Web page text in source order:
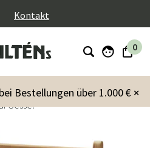
Kontakt
0
×
Bestellungen über 1.000 €
kissen
Sessel